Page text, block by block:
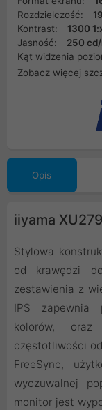
Rozdzielczość:
Kontrast:
1300
Jasność:
250
Kąt widzenia
Zobacz więcej
Opis
iiyama
Stylowa
od krawędzi
zestawienia z
IPS zapewnia
kolorów,
częstotliwości
FreeSync,
wyczuwalnej
monitor jest